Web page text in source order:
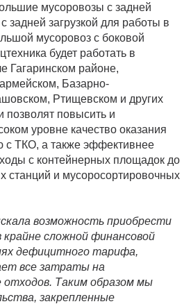
мусоровозы с задней
задней загрузкой для работы в
мусоровоз с боковой
будет работать в
Гагаринском районе,
Базарно-
Ртищевском и других
позволят повысить и
уровне качество оказания
с ТКО, а также эффективнее
с контейнерных площадок до
станций и мусоросортировочных
возможность приобрести
крайне сложной финансовой
дефицитного тарифа,
все затраты на
Таким образом мы
закрепленные